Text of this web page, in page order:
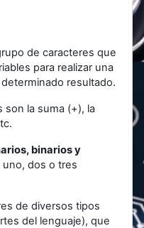
de caracteres que
para realizar una
resultado.
son la suma (+), la
binarios y
dos o tres
de diversos tipos
del lenguaje), que